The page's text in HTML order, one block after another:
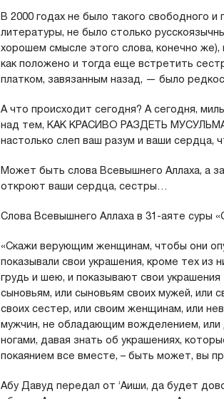
В 2000 годах не было такого свободного
литературы, не было столько
хорошем смысле этого слова, конечно
как положено и тогда еще встретить
платком, завязанным назад, — было
А что происходит сегодня? А сегодня,
над тем, КАК КРАСИВО РАЗДЕТЬ
настолько слеп ваш разум и ваши
Может быть слова Всевышнего Аллаха, а
откроют ваши сердца, сестры…
Слова Всевышнего Аллаха в 31-аяте суры
«Скажи верующим женщинам, чтобы они
показывали свои украшения, кроме тех из
грудь и шею, и показывают свои
сыновьям, или сыновьям своих мужей, или
своих сестер, или своим женщинам, или
мужчин, не обладающим вожделением, или
ногами, давая знать об украшениях,
покаянием все вместе, – быть может, вы
Абу Давуд передал от ‘Аиши, да будет